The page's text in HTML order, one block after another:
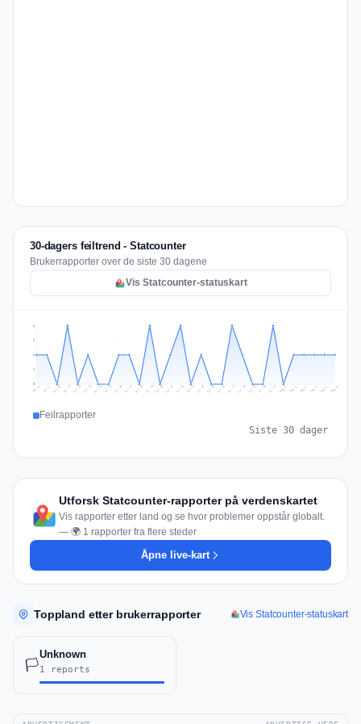
30-dagers feiltrend - Statcounter
Brukerrapporter over de siste 30 dagene
Vis Statcounter-statuskart
1
1
2
2
Jul 8 Jul 9 Jul 10 Jul 11 Jul 12 Jul 13 Jul 14 Jul 15 Jul 16 Jul 17 Jul 18 Jul 19 Jul 20 Jul 21 Jul 22 Jul 23 Jul 24 Jul 25 Jul 26 Jul 27 Jul 28 Jul 29 Jul 30 Jul 31 Aug 1 Aug 2 Aug 3 Aug 4 Aug 5 Aug 6
Feilrapporter
Siste 30 dager
Utforsk Statcounter-rapporter på verdenskartet
Vis rapporter etter land og se hvor problemer oppstår globalt.
— 🌍 1 rapporter fra flere steder
Åpne live-kart
Toppland etter brukerrapporter Vis Statcounter-statuskart
🏳️
Unknown
1 reports